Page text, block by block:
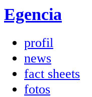
Egencia
profil
news
fact sheets
fotos